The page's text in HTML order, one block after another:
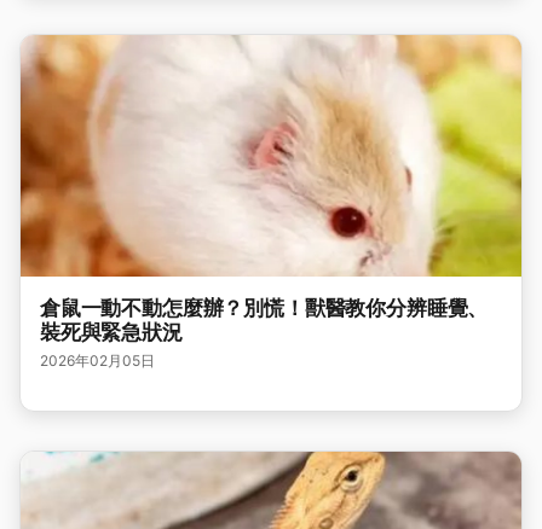
倉鼠一動不動怎麼辦？別慌！獸醫教你分辨睡覺、
裝死與緊急狀況
2026年02月05日